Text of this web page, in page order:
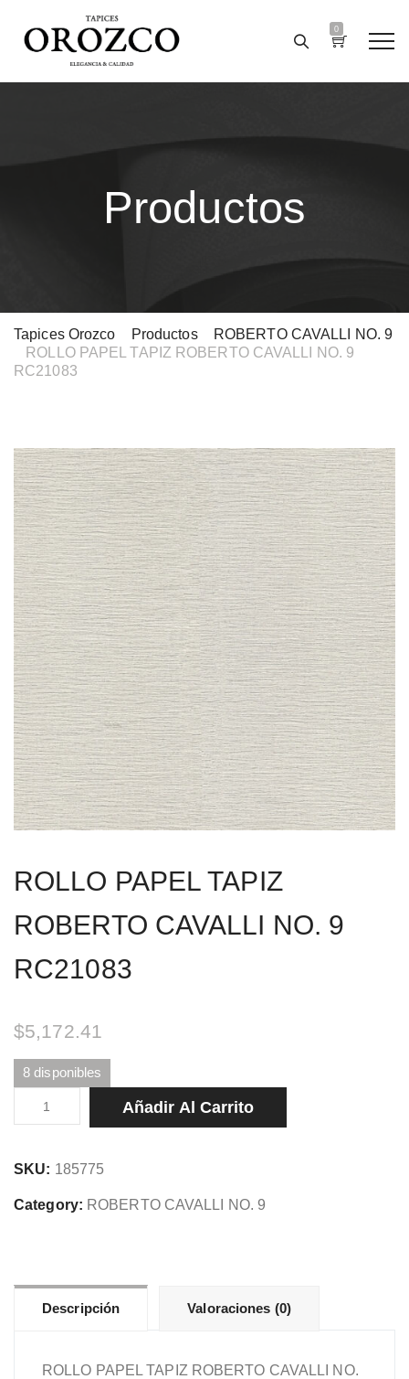
0
Productos
Tapices Orozco Productos>
ROBERTO CAVALLI NO. 9
ROLLO PAPEL TAPIZ ROBERTO CAVALLI NO. 9
RC21083
ROLLO PAPEL TAPIZ
ROBERTO CAVALLI NO. 9
RC21083
$5,172.41
8 disponibles
ROLLO
PAPEL
ROBERTO
CAVALLI
Añadir Al Carrito
SKU: 185775
Category: ROBERTO CAVALLI NO. 9
Descripción Valoraciones (0)
ROLLO PAPEL TAPIZ ROBERTO CAVALLI NO.